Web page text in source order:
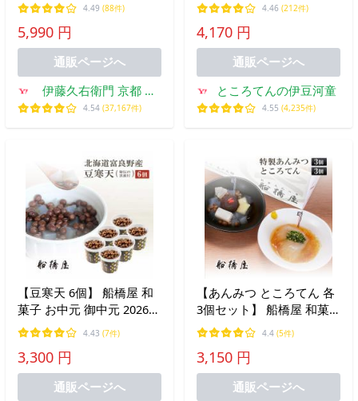
あんみつ 6個入 冷凍 送料
込み 伊藤久右衛門 お彼岸
60代 70代 あすつく
4.49 (88件)
5,990 円
通販ページへ
伊藤久右衛門 京都 宇
治 抹茶スイーツ
4.54 (37,167件)
送料無料 食べ物
4.46 (212件)
4,170 円
通販ページへ
ところてんの伊豆河童
4.55 (4,235件)
【豆寒天 6個】 船橋屋 和
菓子 お中元 御中元 2026
夏ギフト ギフト プレゼン
ト 贈り物 贈答用 スイーツ
お菓子 食べ物 高級 老舗
人気 お取り寄せ 【冷蔵
4.43 (7件)
3,300 円
通販ページへ
【あんみつ ところてん 各
3個セット】 船橋屋 和菓
子 お中元 御中元 2026 夏
ギフト ギフト プレゼント
贈り物 贈答用 スイーツ 詰
め合わせ セット 【冷蔵
4.4 (5件)
3,150 円
通販ページへ